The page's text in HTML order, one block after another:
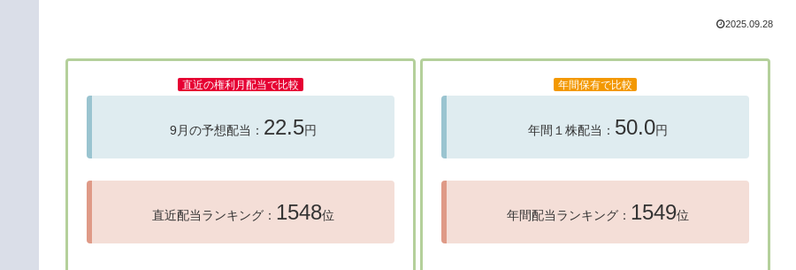
2025.09.28
直近の権利月配当で比較
9月の予想配当： 22.5円
直近配当ランキング： 1548位
年間保有で比較
年間１株配当： 50.0円
年間配当ランキング： 1549位